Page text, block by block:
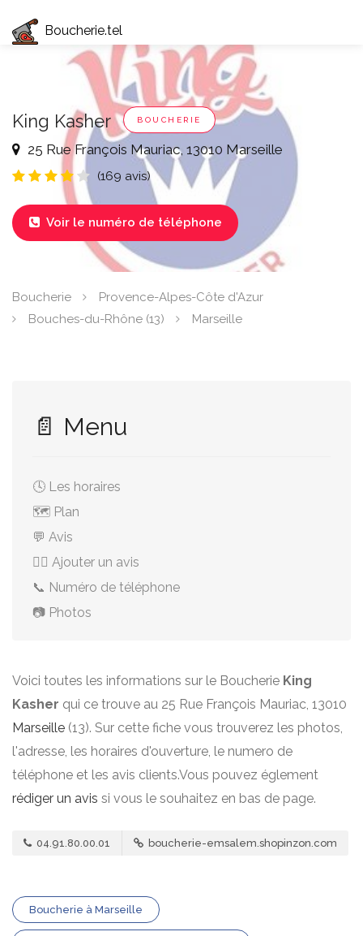
Boucherie.tel
King Kasher BOUCHERIE
25 Rue François Mauriac, 13010 Marseille
(169 avis)
 Voir le numéro de téléphone
Boucherie
Provence-Alpes-Côte d'Azur
Bouches-du-Rhône (13)
Marseille
📄 Menu
🕓 Les horaires
🗺️ Plan
💬 Avis
✍🏻 Ajouter un avis
📞 Numéro de téléphone
📷 Photos
Voici toutes les informations sur le Boucherie King
Kasher qui ce trouve au 25 Rue François Mauriac, 13010
Marseille (13). Sur cette fiche vous trouverez les photos,
l'adresse, les horaires d'ouverture, le numero de
téléphone et les avis clients.Vous pouvez églement
rédiger un avis si vous le souhaitez en bas de page.
04.91.80.00.01 boucherie-emsalem.shopinzon.com
Boucherie à Marseille